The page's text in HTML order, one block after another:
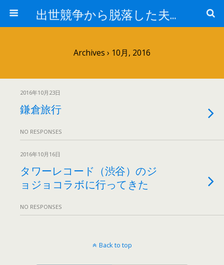
出世競争から脱落した夫と妻の日常
Archives › 10月, 2016
2016年10月23日
鎌倉旅行
NO RESPONSES
2016年10月16日
タワーレコード（渋谷）のジ
ョジョコラボに行ってきた
NO RESPONSES
Back to top